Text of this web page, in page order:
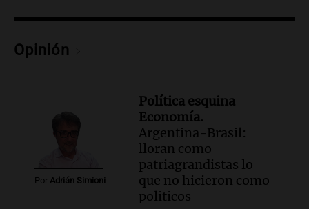
Audio.Estudiantes de Italia realizan
enriquecer su formación educativa
La Universidad de Milán y su
colaboración con la municipalidad para
la educación y parques
Audio.El papamóvil de Juan Pablo II
revive con la visita de León XIV y una
Opinión
Por Adrián Simioni
Política esquina
Economía.
Argentina-Brasil:
lloran como
patriagrandistas lo
que no hicieron como
politicos